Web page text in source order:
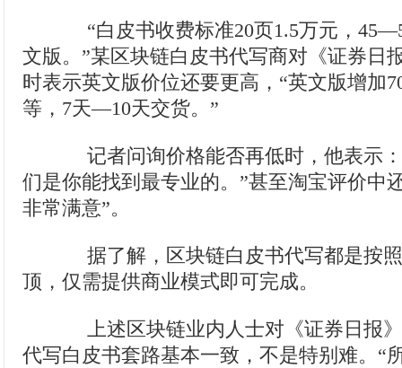
“白皮书收费标准20页1.5万元，
文版。”某区块链白皮书代写商对《证券日
时表示英文版价位还要更高，“英文版增加
等，7天—10天交货。”
记者问询价格能否再低时，他表示：
们是你能找到最专业的。”甚至淘宝评价中
非常满意”。
据了解，区块链白皮书代写都是按照
顶，仅需提供商业模式即可完成。
上述区块链业内人士对《证券日报》
代写白皮书套路基本一致，不是特别难。“